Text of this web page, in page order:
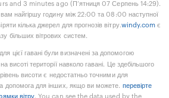
and 3 minutes ago (П’ятниця 07 Серпень 14:29).
вам найгіршу годину між 22:00 та 08:00 наступної
кілька джерел для прогнозів вітру.windy.com є
більших вітрових систем.
цієї гавані були визначені за допомогою
висоті території навколо гавані. Це здебільшого
висоти є недостатньо точними для
допомога для інших, якщо ви можете. перевірте